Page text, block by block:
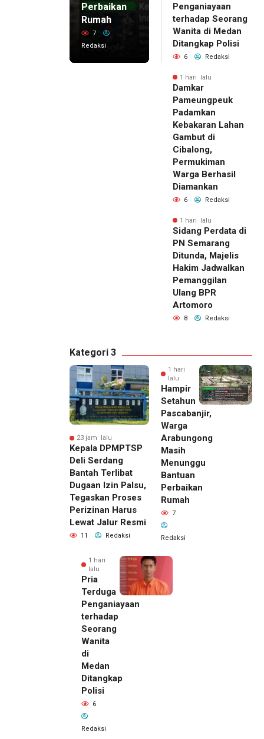
Perbaikan
Rumah
7
Redaksi
Penganiayaan
terhadap Seorang
Wanita di Medan
Ditangkap Polisi
6 Redaksi
1 hari lalu
Damkar
Pameungpeuk
Padamkan
Kebakaran Lahan
Gambut di
Cibalong,
Permukiman
Warga Berhasil
Diamankan
6 Redaksi
1 hari lalu
Sidang Perdata di
PN Semarang
Ditunda, Majelis
Hakim Jadwalkan
Pemanggilan
Ulang BPR
Artomoro
8 Redaksi
Kategori 3
23 jam lalu
Kepala DPMPTSP
Deli Serdang
Bantah Terlibat
Dugaan Izin Palsu,
Tegaskan Proses
Perizinan Harus
Lewat Jalur Resmi
11 Redaksi
1 hari
lalu
Hampir
Setahun
Pascabanjir,
Warga
Arabungong
Masih
Menunggu
Bantuan
Perbaikan
Rumah
7
Redaksi
1 hari
lalu
Pria
Terduga
Penganiayaan
terhadap
Seorang
Wanita
di
Medan
Ditangkap
Polisi
6
Redaksi
23 jam lalu
Kepala
DPMPTSP
Deli
Serdang
Bantah
Terlibat